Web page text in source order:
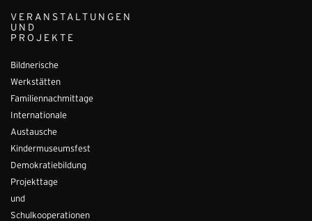
VERANSTALTUNGEN
UND
PROJEKTE
Bildnerische
Werkstätten
Familiennachmittage
Internationale
Austausche
Kindermuseumsfest
Demokratiebildung
Projekttage
und
Schulkooperationen